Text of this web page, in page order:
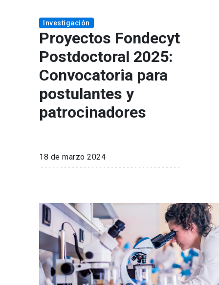
Investigación
Proyectos Fondecyt
Postdoctoral 2025:
Convocatoria para
postulantes y
patrocinadores
18 de marzo 2024